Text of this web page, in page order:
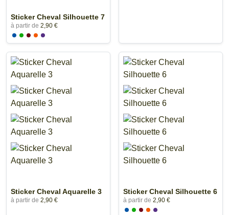
Sticker Cheval Silhouette 7
à partir de 2,90 €
Sticker Cheval Aquarelle 3
à partir de 2,90 €
Sticker Cheval Silhouette 6
à partir de 2,90 €